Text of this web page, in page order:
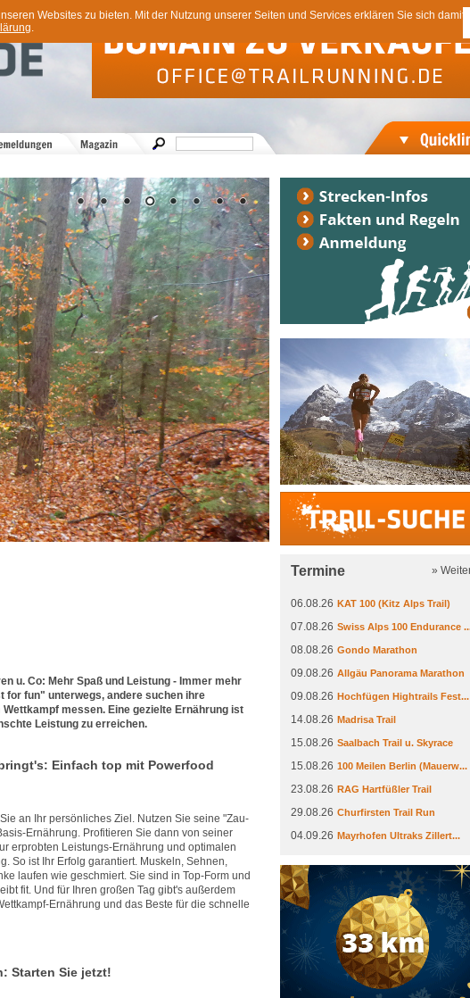
Websites zu bieten. Mit der Nutzung unserer Seiten und Services erklären Sie sich damit
.
u. Co: Mehr Spaß und Leistung - Immer mehr
for fun" unterwegs, andere suchen ihre
messen. Eine gezielte Ernährung ist
Leistung zu erreichen.
Einfach top mit Powerfood
an Ihr persönliches Ziel. Nutzen Sie seine "Zau-
Ernährung. Profitieren Sie dann von seiner
erprobten Leistungs-Ernährung und optimalen
So ist Ihr Erfolg garantiert. Muskeln, Sehnen,
laufen wie geschmiert. Sie sind in Top-Form und
fit. Und für Ihren großen Tag gibt's außerdem
Ernährung und das Beste für die schnelle
Starten Sie jetzt!
Termine »
06.08.26 KAT 100 (Kitz Alps Trail)
07.08.26 Swiss Alps 100 Endurance
08.08.26 Gondo Marathon
09.08.26 Allgäu Panorama Marathon
09.08.26 Hochfügen Hightrails Fest...
14.08.26 Madrisa Trail
15.08.26 Saalbach Trail u. Skyrace
15.08.26 100 Meilen Berlin (Mauerw...
23.08.26 RAG Hartfüßler Trail
29.08.26 Churfirsten Trail Run
04.09.26 Mayrhofen Ultraks Zillert...